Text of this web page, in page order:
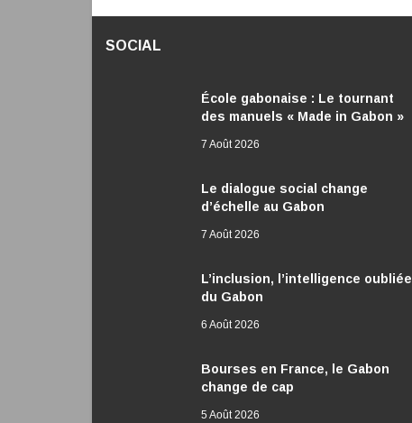
SOCIAL
École gabonaise : Le tournant
des manuels « Made in Gabon »
7 Août 2026
Le dialogue social change
d’échelle au Gabon
7 Août 2026
L’inclusion, l’intelligence oubliée
du Gabon
6 Août 2026
Bourses en France, le Gabon
change de cap
5 Août 2026